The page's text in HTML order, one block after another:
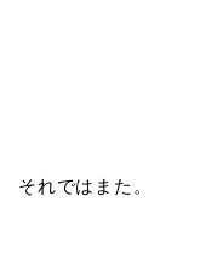
それではまた。